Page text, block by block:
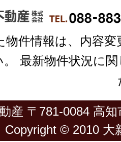
物件情報は、内容
最新物件状況に
産 〒781-0084 高
Copyright © 2010 大